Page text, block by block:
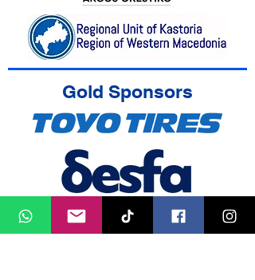
Gold Sponsors
Official Partners